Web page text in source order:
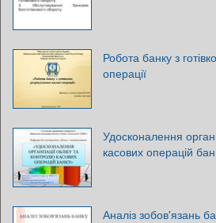
Робота банку з
операції
Удосконалення
касових операцій
Аналіз зобов'язань